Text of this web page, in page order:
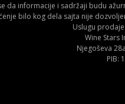
da informacije i sadržaji budu
bilo kog dela sajta nije
Uslugu
Wine Stars
Njegoševa
PIB: